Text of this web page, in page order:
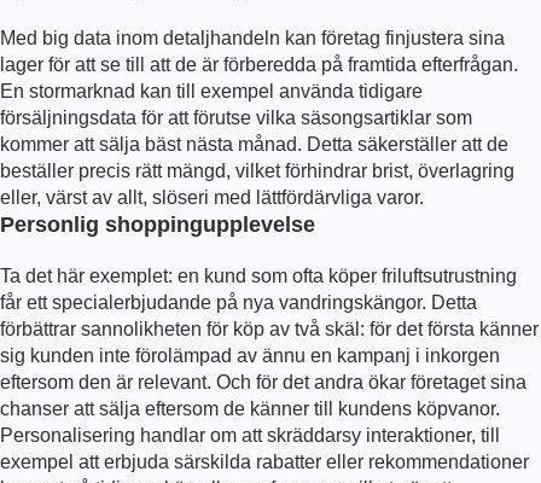
Med big data inom detaljhandeln kan företag finjustera sina
lager för att se till att de är förberedda på framtida efterfrågan.
En stormarknad kan till exempel använda tidigare
försäljningsdata för att förutse vilka säsongsartiklar som
kommer att sälja bäst nästa månad. Detta säkerställer att de
beställer precis rätt mängd, vilket förhindrar brist, överlagring
eller, värst av allt, slöseri med lättfördärvliga varor.
Personlig shoppingupplevelse
Ta det här exemplet: en kund som ofta köper friluftsutrustning
får ett specialerbjudande på nya vandringskängor. Detta
förbättrar sannolikheten för köp av två skäl: för det första känner
sig kunden inte förolämpad av ännu en kampanj i inkorgen
eftersom den är relevant. Och för det andra ökar företaget sina
chanser att sälja eftersom de känner till kundens köpvanor.
Personalisering handlar om att skräddarsy interaktioner, till
exempel att erbjuda särskilda rabatter eller rekommendationer